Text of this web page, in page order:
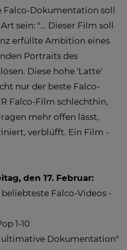
Dokumentation soll
sein: "... Dieser Film soll
erfüllte Ambition eines
Portraits des
Diese hohe 'Latte'
nur der beste Falco-
Falco-Film schlechthin,
mehr offen lässt,
verblüfft. Ein Film -
den 17. Februar:
beliebteste Falco-Videos -
1-10
ultimative Dokumentation"